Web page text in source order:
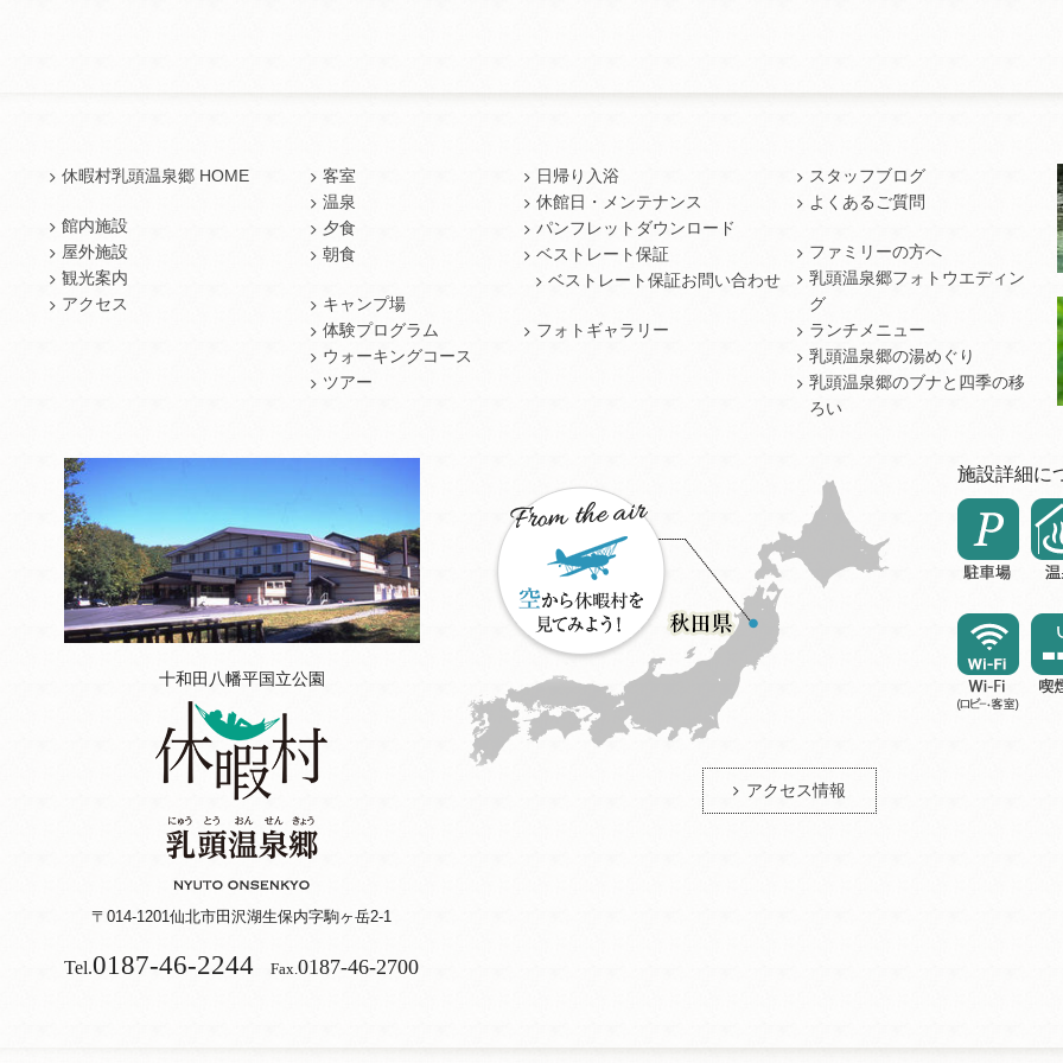
休暇村乳頭温泉郷 HOME
館内施設
屋外施設
観光案内
アクセス
客室
温泉
夕食
朝食
キャンプ場
体験プログラム
ウォーキングコース
ツアー
日帰り入浴
休館日・メンテナンス
パンフレットダウンロード
ベストレート保証
ベストレート保証お問い合わせ
フォトギャラリー
スタッフブログ
よくあるご質問
ファミリーの方へ
乳頭温泉郷フォトウエディン
グ
ランチメニュー
乳頭温泉郷の湯めぐり
乳頭温泉郷のブナと四季の移
ろい
十和田八幡平国立公園
〒014-1201仙北市田沢湖生保内字駒ヶ岳2-1
Tel.0187-46-2244 Fax. 0187-46-2700
アクセス情報
施設詳細に